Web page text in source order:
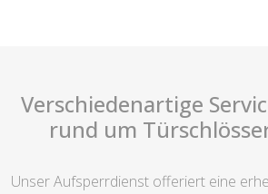
Verschiedenartige
rund um
Unser Aufsperrdienst offeriert eine